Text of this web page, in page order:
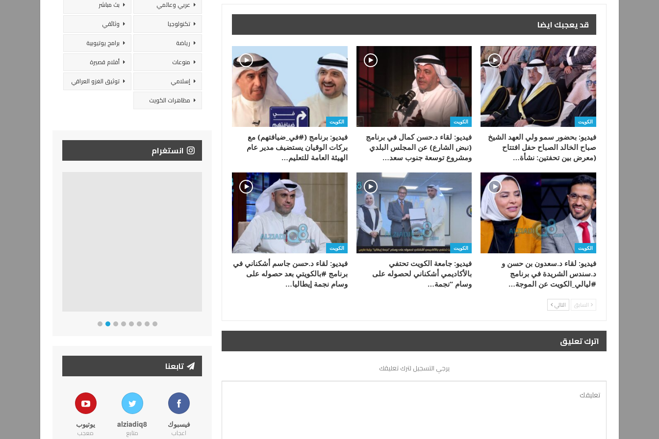
قد يعجبك ايضا
الكويت
فيديو: بحضور سمو ولي العهد الشيخ
صباح الخالد الصباح حفل افتتاح
(معرض بين تحفتين: نشأة…
الكويت
فيديو: لقاء د.حسن كمال في برنامج
(نبض الشارع) عن المجلس البلدي
ومشروع توسعة جنوب سعد…
الكويت
فيديو: برنامج (#في_ضيافتهم) مع
بركات الوقيان يستضيف مدير عام
الهيئة العامة للتعليم…
الكويت
فيديو: لقاء د.سعدون بن حسن و
د.سندس الشريدة في برنامج
#ليالي_الكويت عن الموجة…
الكويت
فيديو: جامعة الكويت تحتفي
بالأكاديمي أشكناني لحصوله على
وسام “نجمة…
الكويت
فيديو: لقاء د.حسن جاسم أشكناني في
برنامج #بالكويتي بعد حصوله على
وسام نجمة إيطاليا…
السابق التالي
اترك تعليق
يرجي التسجيل لترك تعليقك
عربي وعالمي
بث مباشر
تكنولوجيا
وثائقي
رياضة
برامج يوتيوبية
منوعات
أفلام قصيرة
إسلامي
توثيق الغزو العراقي
مظاهرات الكويت
انستغرام
تابعنا
فيسبوك
اعجاب
alziadiq8
متابع
يوتيوب
معجب